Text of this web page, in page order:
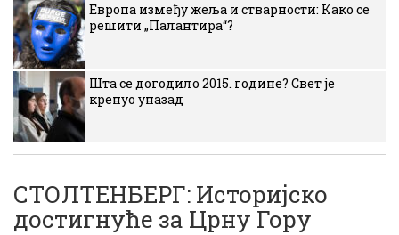
Европа између жеља и стварности: Како се
решити „Палантира“?
Шта се догодило 2015. године? Свет је
кренуо уназад
СТОЛТЕНБЕРГ: Историјско
достигнуће за Црну Гору